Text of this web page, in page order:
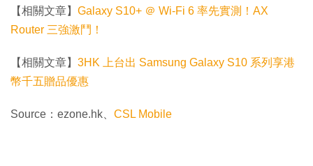
【相關文章】 Galaxy S10+ ＠ Wi-Fi 6 率先實測！AX
Router 三強激鬥！
【相關文章】 3HK 上台出 Samsung Galaxy S10 系列享港
幣千五贈品優惠
Source：ezone.hk、 CSL Mobile